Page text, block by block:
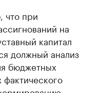
что при
на
капитал
должный анализ
бюджетных